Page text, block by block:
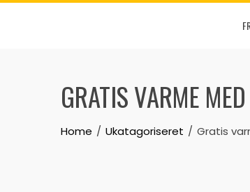
Skip
GRATIS VARME
Home Ukatagoriseret Gratis